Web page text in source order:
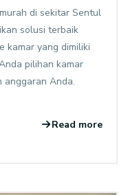
di sekitar Sentul
solusi terbaik
kamar yang dimiliki
pilihan kamar
anggaran Anda.
Read more